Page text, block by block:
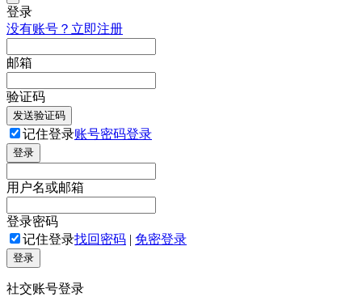
登录
没有账号？立即注册
邮箱
验证码
发送验证码
记住登录账号密码登录
登录
用户名或邮箱
登录密码
记住登录找回密码 | 免密登录
登录
社交账号登录